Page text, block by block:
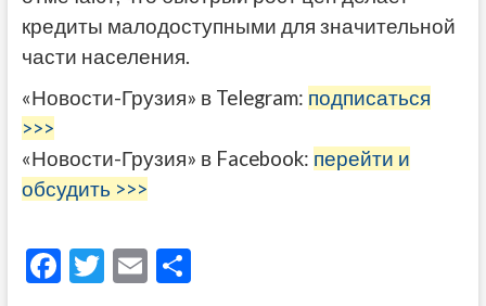
кредиты малодоступными для значительной
части населения.
«Новости-Грузия» в Telegram: подписаться
>>>
«Новости-Грузия» в Facebook: перейти и
обсудить >>>
F T E О